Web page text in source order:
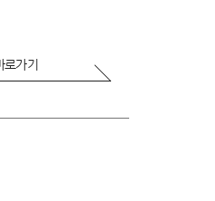
가기